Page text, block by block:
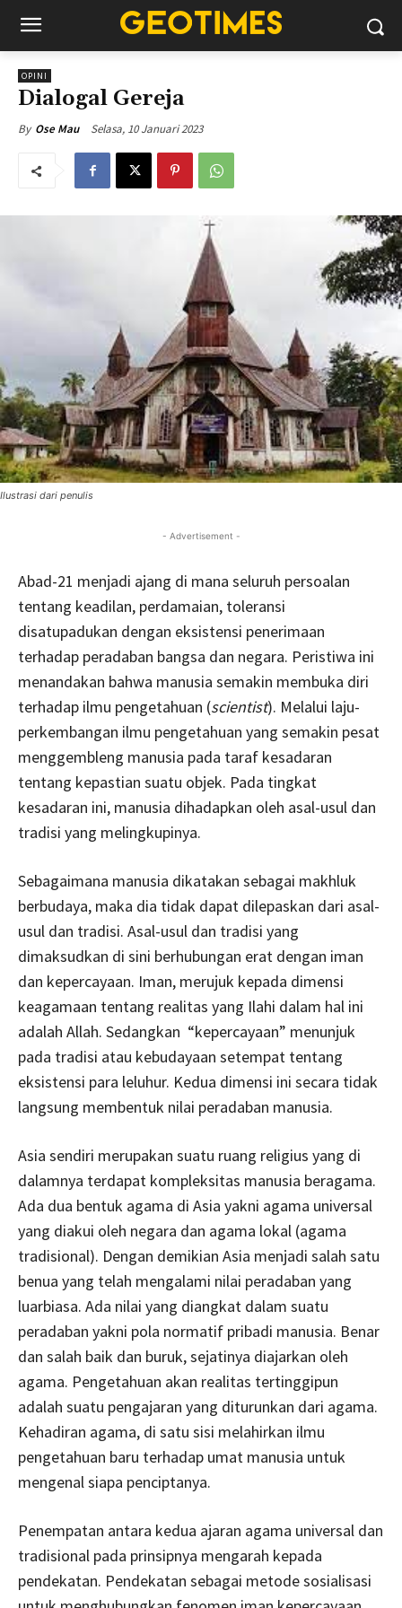
OPINI
Dialogal Gereja
By Ose Mau Selasa, 10 Januari 2023
Ilustrasi dari penulis
- Advertisement -
Abad-21 menjadi ajang di mana seluruh persoalan
tentang keadilan, perdamaian, toleransi
disatupadukan dengan eksistensi penerimaan
terhadap peradaban bangsa dan negara. Peristiwa ini
menandakan bahwa manusia semakin membuka diri
terhadap ilmu pengetahuan (scientist). Melalui laju-
perkembangan ilmu pengetahuan yang semakin pesat
menggembleng manusia pada taraf kesadaran
tentang kepastian suatu objek. Pada tingkat
kesadaran ini, manusia dihadapkan oleh asal-usul dan
tradisi yang melingkupinya.
Sebagaimana manusia dikatakan sebagai makhluk
berbudaya, maka dia tidak dapat dilepaskan dari asal-
usul dan tradisi. Asal-usul dan tradisi yang
dimaksudkan di sini berhubungan erat dengan iman
dan kepercayaan. Iman, merujuk kepada dimensi
keagamaan tentang realitas yang Ilahi dalam hal ini
adalah Allah. Sedangkan “kepercayaan” menunjuk
pada tradisi atau kebudayaan setempat tentang
eksistensi para leluhur. Kedua dimensi ini secara tidak
langsung membentuk nilai peradaban manusia.
Asia sendiri merupakan suatu ruang religius yang di
dalamnya terdapat kompleksitas manusia beragama.
Ada dua bentuk agama di Asia yakni agama universal
yang diakui oleh negara dan agama lokal (agama
tradisional). Dengan demikian Asia menjadi salah satu
benua yang telah mengalami nilai peradaban yang
luarbiasa. Ada nilai yang diangkat dalam suatu
peradaban yakni pola normatif pribadi manusia. Benar
dan salah baik dan buruk, sejatinya diajarkan oleh
agama. Pengetahuan akan realitas tertinggipun
adalah suatu pengajaran yang diturunkan dari agama.
Kehadiran agama, di satu sisi melahirkan ilmu
pengetahuan baru terhadap umat manusia untuk
mengenal siapa penciptanya.
Penempatan antara kedua ajaran agama universal dan
tradisional pada prinsipnya mengarah kepada
pendekatan. Pendekatan sebagai metode sosialisasi